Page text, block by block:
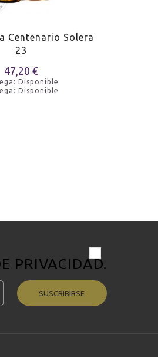
Centenario Solera
23
47,20 €
Disponible
Disponible
PRIVACIDAD.
SUSCRIBIRSE